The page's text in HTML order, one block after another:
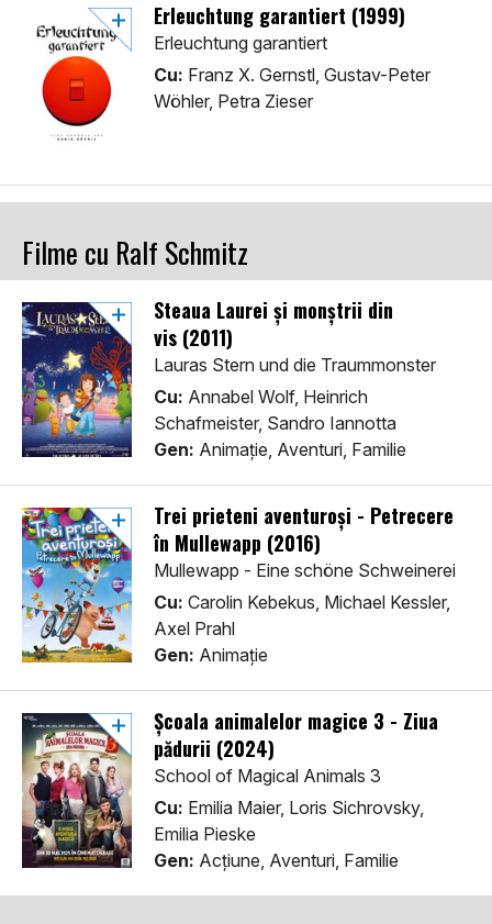
Erleuchtung garantiert (1999)
Erleuchtung garantiert
Cu: Franz X. Gernstl, Gustav-Peter
Wöhler, Petra Zieser
Filme cu Ralf Schmitz
Steaua Laurei și monștrii din
vis (2011)
Lauras Stern und die Traummonster
Cu: Annabel Wolf, Heinrich
Schafmeister, Sandro Iannotta
Gen: Animaţie, Aventuri, Familie
Trei prieteni aventuroşi - Petrecere
în Mullewapp (2016)
Mullewapp - Eine schöne Schweinerei
Cu: Carolin Kebekus, Michael Kessler,
Axel Prahl
Gen: Animaţie
Școala animalelor magice 3 - Ziua
pădurii (2024)
School of Magical Animals 3
Cu: Emilia Maier, Loris Sichrovsky,
Emilia Pieske
Gen: Acţiune, Aventuri, Familie